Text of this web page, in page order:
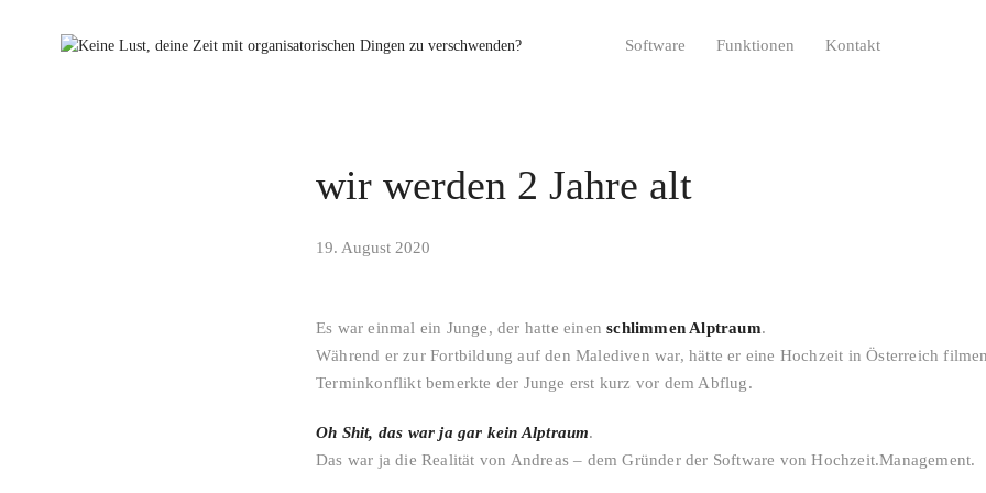
Software Funktionen Kontakt
wir werden 2 Jahre alt
19. August 2020
Es war einmal ein Junge, der hatte einenschlimmen Alptraum.
Während er zur Fortbildung auf den Malediven war, hätte er eine Hochzeit in Österreich
Terminkonflikt bemerkte der Junge erst kurz vor dem Abflug.
Oh Shit, das war ja gar kein Alptraum.
Das war ja die Realität von Andreas – dem Gründer der Software von Hochzeit.Management.